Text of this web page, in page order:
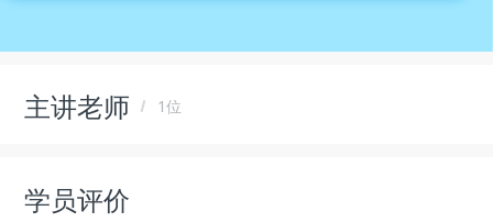
主讲老师 1位
学员评价